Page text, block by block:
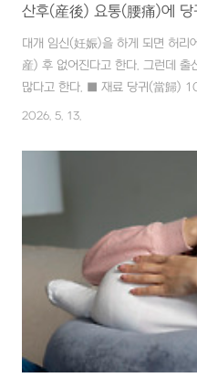
산후(産後) 요통(腰痛)에
대개 임신(妊娠)을 하게 되면 허리
産) 후 없어진다고 한다. 그런데 출
많다고 한다. ■ 재료 당귀(當歸)
藥) 10g, 생강(生薑) 10쪽 ■ 만드
1시간, 1개월 정도 복용한다. 여성
속되거나 새로 생겨나는 경우도
신장(腎臟)이나 장(腸)의 기능이
데, 이 때 당귀황기탕(當歸黃芪湯)
약한 것을 보충해 줌으로써 출산(
2026. 5. 13.